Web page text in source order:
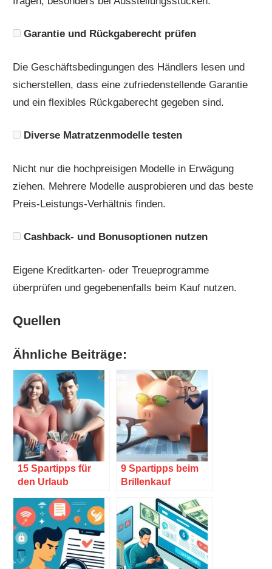
Garantie und Rückgaberecht prüfen
Die Geschäftsbedingungen des Händlers lesen und
sicherstellen, dass eine zufriedenstellende Garantie
und ein flexibles Rückgaberecht gegeben sind.
Diverse Matratzenmodelle testen
Nicht nur die hochpreisigen Modelle in Erwägung
ziehen. Mehrere Modelle ausprobieren und das beste
Preis-Leistungs-Verhältnis finden.
Cashback- und Bonusoptionen nutzen
Eigene Kreditkarten- oder Treueprogramme
überprüfen und gegebenenfalls beim Kauf nutzen.
Quellen
Ähnliche Beiträge:
15 Spartipps für
den Urlaub
9 Spartipps beim
Brillenkauf